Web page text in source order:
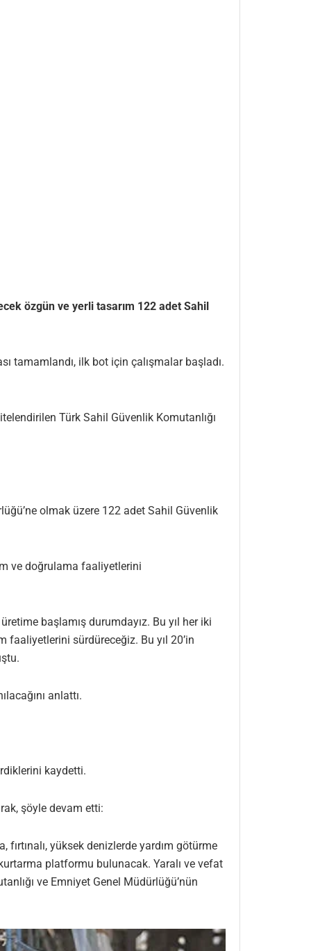
özgün ve yerli tasarım 122 adet Sahil
tamamlandı, ilk bot için çalışmalar başladı.
Türk Sahil Güvenlik Komutanlığı
olmak üzere 122 adet Sahil Güvenlik
ve doğrulama faaliyetlerini
başlamış durumdayız. Bu yıl her iki
faaliyetlerini sürdüreceğiz. Bu yıl 20’in
anlattı.
kaydetti.
şöyle devam etti:
yüksek denizlerde yardım götürme
platformu bulunacak. Yaralı ve vefat
ve Emniyet Genel Müdürlüğü’nün